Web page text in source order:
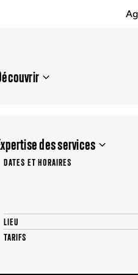
des services
DATES ET HORAIRES
LIEU
TARIFS